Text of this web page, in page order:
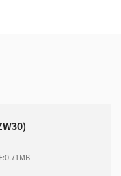
:0.71MB